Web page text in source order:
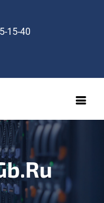
15-40